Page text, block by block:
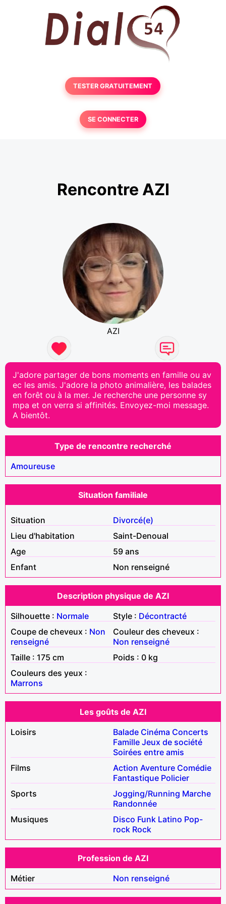
TESTER GRATUITEMENT
SE CONNECTER
Rencontre AZI
AZI
J'adore partager de bons moments en famille ou av
ec les amis. J'adore la photo animalière, les balades
en forêt ou à la mer. Je recherche une personne sy
mpa et on verra si affinités. Envoyez-moi message.
A bientôt.
Type de rencontre recherché
Amoureuse
Situation familiale
Situation
Divorcé(e)
Lieu d'habitation
Saint-Denoual
Age
59 ans
Enfant
Non renseigné
Description physique de AZI
Silhouette : Normale Style : Décontracté
Coupe de cheveux : Non
renseigné
Couleur des cheveux :
Non renseigné
Taille : 175 cm
Poids : 0 kg
Couleurs des yeux :
Marrons
Les goûts de AZI
Loisirs
Balade Cinéma Concerts
Famille Jeux de société
Soirées entre amis
Films
Action Aventure Comédie
Fantastique Policier
Sports
Jogging/Running Marche
Randonnée
Musiques
Disco Funk Latino Pop-
rock Rock
Profession de AZI
Métier
Non renseigné